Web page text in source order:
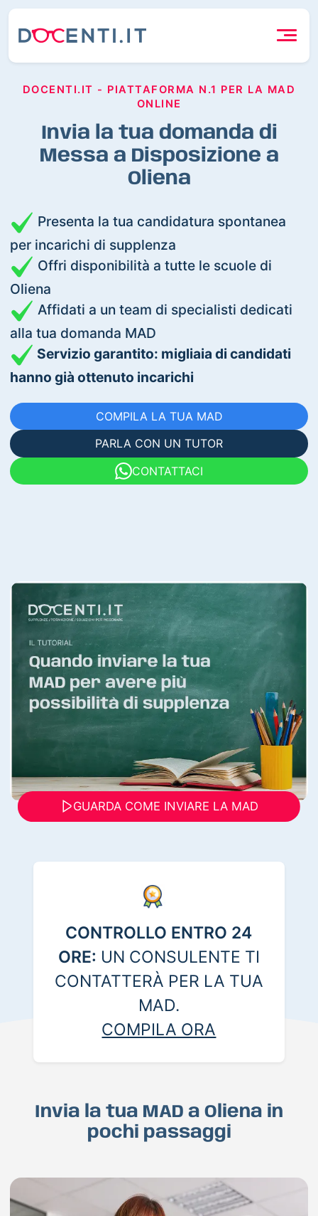
DOCENTI.IT - PIATTAFORMA N.1 PER LA MAD
ONLINE
Invia la tua domanda di
Messa a Disposizione a
Oliena
Presenta la tua candidatura spontanea
per incarichi di supplenza
Offri disponibilità a tutte le scuole di
Oliena
Affidati a un team di specialisti dedicati
alla tua domanda MAD
Servizio garantito: migliaia di candidati
hanno già ottenuto incarichi
COMPILA LA TUA MAD
PARLA CON UN TUTOR
CONTATTACI
GUARDA COME INVIARE LA MAD
CONTROLLO ENTRO 24
ORE: UN CONSULENTE TI
CONTATTERÀ PER LA TUA
MAD.
COMPILA ORA
Invia la tua MAD a Oliena in
pochi passaggi